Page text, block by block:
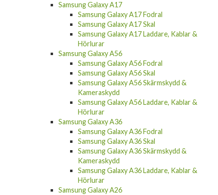
Samsung Galaxy A17 Fodral
Samsung Galaxy A17 Skal
Samsung Galaxy A17 Laddare, Kablar &
Hörlurar
Samsung Galaxy A56
Samsung Galaxy A56 Fodral
Samsung Galaxy A56 Skal
Samsung Galaxy A56 Skärmskydd &
Kameraskydd
Samsung Galaxy A56 Laddare, Kablar &
Hörlurar
Samsung Galaxy A36
Samsung Galaxy A36 Fodral
Samsung Galaxy A36 Skal
Samsung Galaxy A36 Skärmskydd &
Kameraskydd
Samsung Galaxy A36 Laddare, Kablar &
Hörlurar
Samsung Galaxy A26
Samsung Galaxy A26 Fodral